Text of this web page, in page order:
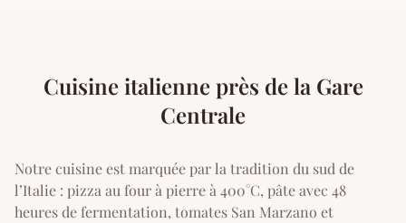
Cuisine italienne près de la Gare
Centrale
Notre cuisine est marquée par la tradition du sud de
l’Italie : pizza au four à pierre à 400°C, pâte avec 48
heures de fermentation, tomates San Marzano et